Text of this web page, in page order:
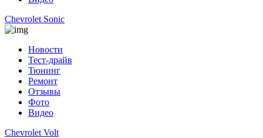
Chevrolet Sonic
Новости
Тест-драйв
Тюнинг
Ремонт
Отзывы
Фото
Видео
Chevrolet Volt